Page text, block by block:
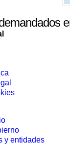
y entidades